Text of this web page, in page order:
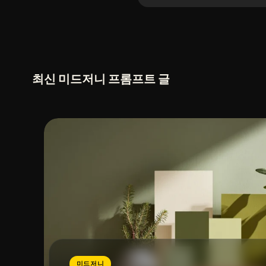
최신 미드저니 프롬프트 글
미드저니